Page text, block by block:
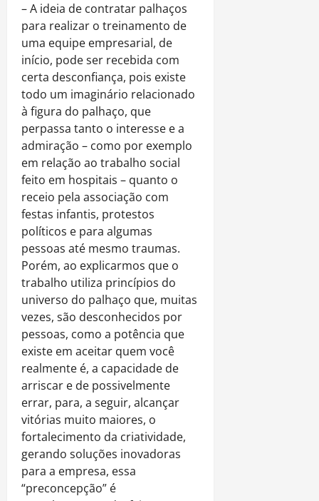
– A ideia de contratar palhaços
para realizar o treinamento de
uma equipe empresarial, de
início, pode ser recebida com
certa desconfiança, pois existe
todo um imaginário relacionado
à figura do palhaço, que
perpassa tanto o interesse e a
admiração – como por exemplo
em relação ao trabalho social
feito em hospitais – quanto o
receio pela associação com
festas infantis, protestos
políticos e para algumas
pessoas até mesmo traumas.
Porém, ao explicarmos que o
trabalho utiliza princípios do
universo do palhaço que, muitas
vezes, são desconhecidos por
pessoas, como a potência que
existe em aceitar quem você
realmente é, a capacidade de
arriscar e de possivelmente
errar, para, a seguir, alcançar
vitórias muito maiores, o
fortalecimento da criatividade,
gerando soluções inovadoras
para a empresa, essa
“preconcepção” é